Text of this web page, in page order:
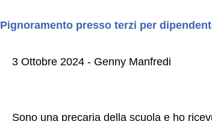
Pignoramento presso terzi per
3 Ottobre 2024 - Genny Manfredi
Sono una precaria della scuola e ho